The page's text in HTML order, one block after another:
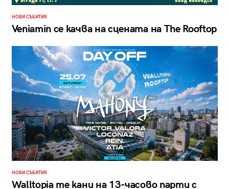
НОВИ СЪБИТИЯ
Veniamin се качва на сцената на The Rooftop
НОВИ СЪБИТИЯ
Walltopia те кани на 13-часово парти с